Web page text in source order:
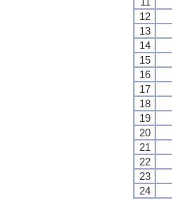
12
13
14
15
16
17
18
19
20
21
22
23
24